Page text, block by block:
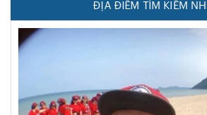
ĐỊA ĐIỂM TÌM KIẾM